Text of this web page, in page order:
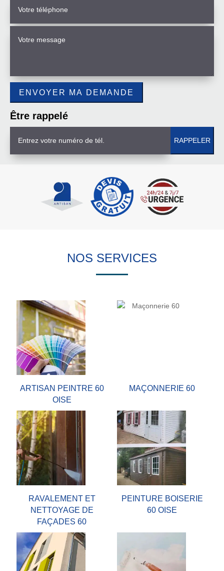
Être rappelé
NOS SERVICES
ARTISAN PEINTRE 60
OISE
MAÇONNERIE 60
RAVALEMENT ET
NETTOYAGE DE
FAÇADES 60
PEINTURE BOISERIE
60 OISE